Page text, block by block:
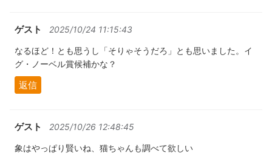
ゲスト 2025/10/24 11:15:43
なるほど！とも思うし「そりゃそうだろ」とも思いました。イ
グ・ノーベル賞候補かな？
返信
ゲスト 2025/10/26 12:48:45
象はやっぱり賢いね、猫ちゃんも調べて欲しい